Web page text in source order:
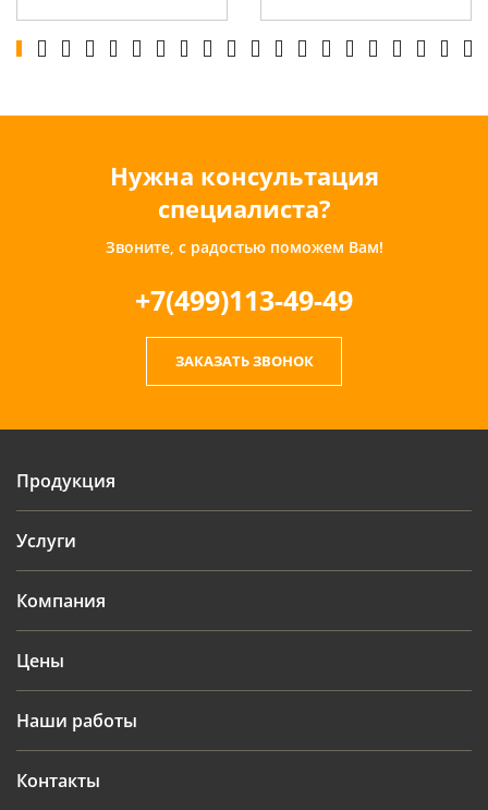
Нужна консультация
специалиста?
Звоните, с радостью поможем Вам!
+7(499)113-49-49
ЗАКАЗАТЬ ЗВОНОК
Продукция
Услуги
Компания
Цены
Наши работы
Контакты